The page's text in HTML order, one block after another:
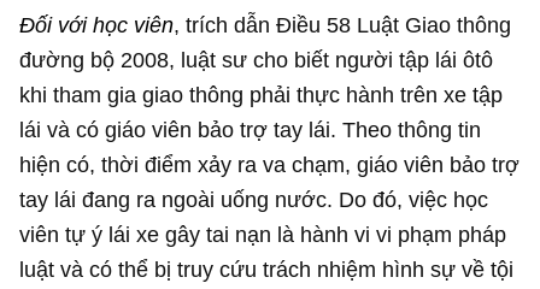
Đối với học viên, trích dẫn Điều 58 Luật Giao thông
đường bộ 2008, luật sư cho biết người tập lái ôtô
khi tham gia giao thông phải thực hành trên xe tập
lái và có giáo viên bảo trợ tay lái. Theo thông tin
hiện có, thời điểm xảy ra va chạm, giáo viên bảo trợ
tay lái đang ra ngoài uống nước. Do đó, việc học
viên tự ý lái xe gây tai nạn là hành vi vi phạm pháp
luật và có thể bị truy cứu trách nhiệm hình sự về tội